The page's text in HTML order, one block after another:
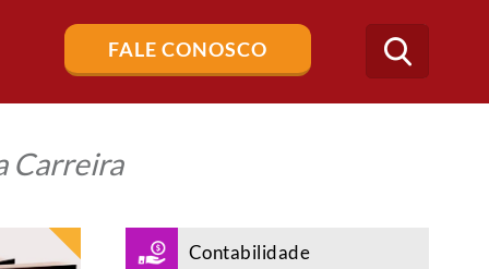
FALE CONOSCO
Buscar
no
blog
Carreira
Contabilidade